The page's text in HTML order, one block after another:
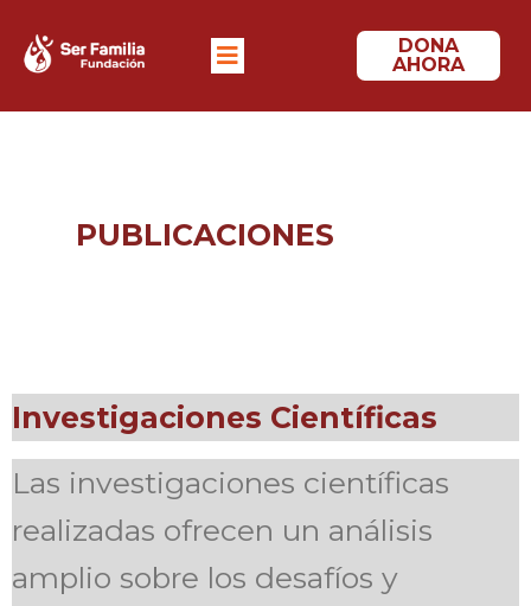
DONA
AHORA
PUBLICACIONES
Investigaciones Científicas
Las investigaciones científicas
realizadas ofrecen un análisis
amplio sobre los desafíos y